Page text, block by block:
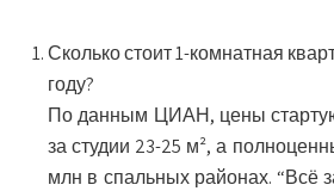
Сколько стоит 1-комнатная
году?
По данным ЦИАН, цены
за студии 23-25 м², а
млн в спальных районах. “Всё